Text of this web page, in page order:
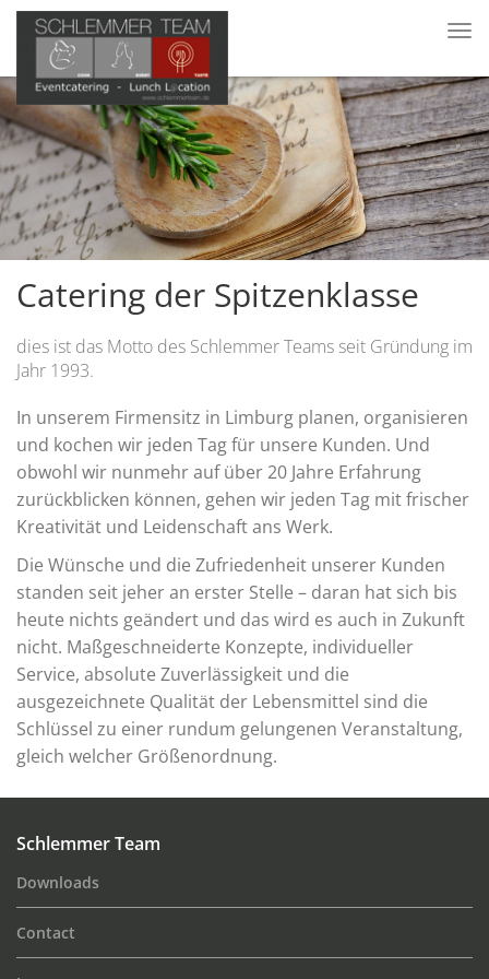
Catering der Spitzenklasse
dies ist das Motto des Schlemmer Teams seit Gründung im
Jahr 1993.
In unserem Firmensitz in Limburg planen, organisieren
und kochen wir jeden Tag für unsere Kunden. Und
obwohl wir nunmehr auf über 20 Jahre Erfahrung
zurückblicken können, gehen wir jeden Tag mit frischer
Kreativität und Leidenschaft ans Werk.
Die Wünsche und die Zufriedenheit unserer Kunden
standen seit jeher an erster Stelle – daran hat sich bis
heute nichts geändert und das wird es auch in Zukunft
nicht. Maßgeschneiderte Konzepte, individueller
Service, absolute Zuverlässigkeit und die
ausgezeichnete Qualität der Lebensmittel sind die
Schlüssel zu einer rundum gelungenen Veranstaltung,
gleich welcher Größenordnung.
Schlemmer Team
Downloads
Contact